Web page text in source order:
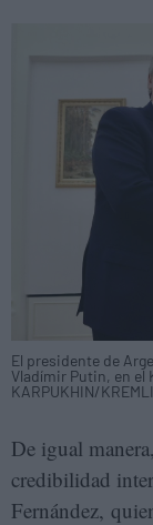
El presidente de
Vladímir Putin, en el
KARPUKHIN/
De igual
credibilidad
Fernández,